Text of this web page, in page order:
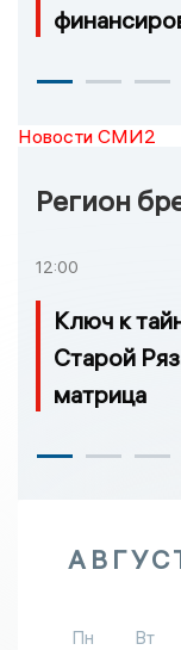
Новости СМИ2
Регион
12:00
Ключ к
Старой
матрица
Пн Вт